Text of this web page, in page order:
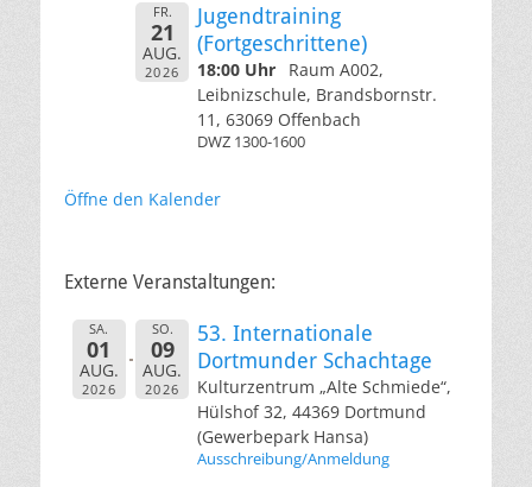
FR.
21
AUG.
2026
Jugendtraining
(Fortgeschrittene)
18:00 Uhr
Raum A002,
Leibnizschule, Brandsbornstr.
11, 63069 Offenbach
DWZ 1300-1600
Öffne den Kalender
Externe Veranstaltungen:
SA.
01
AUG.
2026
SO.
09
AUG.
2026
53. Internationale
Dortmunder Schachtage
Kulturzentrum „Alte Schmiede“,
Hülshof 32, 44369 Dortmund
(Gewerbepark Hansa)
Ausschreibung/Anmeldung